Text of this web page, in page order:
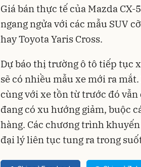
Giá bán thực tế của Mazda
ngang ngửa với các mẫu SUV
hay Toyota Yaris Cross.
Dự báo thị trường ô tô tiếp tục
sẽ có nhiều mẫu xe mới ra
cùng với xe tồn từ trước đó
đang có xu hướng giảm, buộc
hàng. Các chương trình
đại lý liên tục tung ra trong